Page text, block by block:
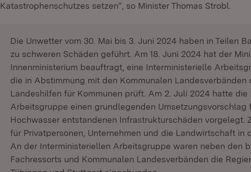
Katastrophenschutzes setzen“, so Minister Thomas Strobl.
Die Unwetter vom 30. Mai bis 3. Juni 2024 haben in Teilen
zu schweren Schäden geführt. Am 18. Juni 2024 hat der
Innenministerium beauftragt, eine Interministerielle
die in Abstimmung mit den Kommunalen Landesverbänden
Landeshilfen für Kommunen prüft. Am 2. Juli 2024 hatte
Arbeitsgruppe einen grundlegenden Umsetzungsvorschlag
Hochwasser entstandenen Infrastrukturschäden vorgelegt.
für Privatpersonen, Unternehmen und die Landwirtschaft in
An der Interministeriellen Arbeitsgruppe waren neben den
Fachressorts und Kommunalen Landesverbänden die